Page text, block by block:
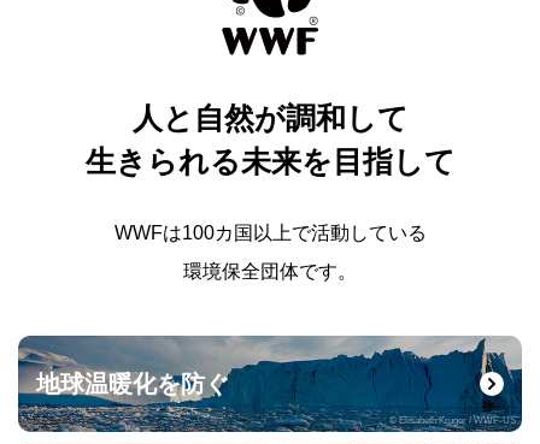
人と自然が調和して
生きられる未来を目指して
WWFは100カ国以上で活動している
環境保全団体です。
地球温暖化を防ぐ
© Elisabeth Kruger / WWF-US